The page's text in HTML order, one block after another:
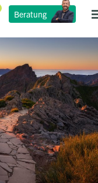
Beratung